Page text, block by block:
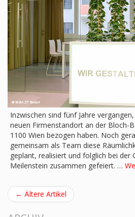
Inzwischen sind fünf Jahre
neuen Firmenstandort an der Bloch-
1100 Wien bezogen haben. Noch
gemeinsam als Team diese
geplant, realisiert und folglich bei der
Meilenstein zusammen gefeiert. …
← Ältere Artikel